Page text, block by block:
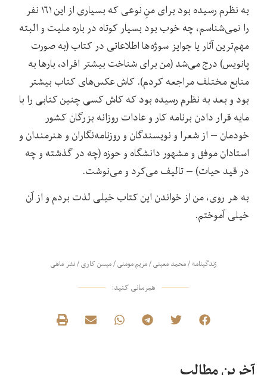
به نظرم رسیده بود برای منِ نوعی که بسیاری از این ۱۶۱ نفر
را نمی‌شناسم، چه خوب بود بسیار کوتاه در باره ملیت و البته
مهم‌ترین آثار یا جوایز سوژه‌ها اطلاعاتی در کتاب (به صورت
پانویس) درج می‌شد (من برای شناخت بیشتر افراد، بارها به
منابع مختلف مراجعه کردم). کاش عکس‌های کتاب بیشتر
بود و بعد به نظرم رسیده بود که کاش کسی چنین کتابی را با
مایه قرار دادن برنامه کار و عادات روزانه بزرگان کشور
خودمان – از شعرا و نویسندگان و روزنامه‌نگاران و هنرمندان و
استادان موفق و مشهور دانشگاه و حوزه (چه در گذشته و چه
در قید حیات) – تالیف می‌کرد و می‌نوشت.
به هر روی، من از خواندن این کتاب خیلی لذت بردم و از آن
خیلی آموختم.
زندگینامه/محمد معینی/مریم مومنی/میسن کاری/نشر ماهی
همرسانی کنید: